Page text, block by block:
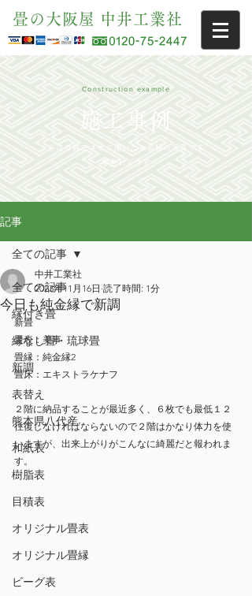
畳の大阪屋 中井工業社
Construction example
施工事例
当店で施工させて頂いたお客様の写真です
参考にどうぞ
記事
全ての記事
縁付き畳
縁なし畳・琉球畳
新調
表替え
熊本県八代産
和紙表
樹脂表
目積表
オリジナル畳表
オリジナル畳縁
ビーグ表
全ての記事
今日も純金縁で新調
中井工業社
2023年11月16日 読了時間: 1分
新畳
畳表：美事
畳縁：純金縁2
畳床：エキストラケナフ
２階に納品することが最近多く、６枚でも最低１２
往復しなければならないので２階はかなり体力を使
いますが、出来上がりがこんなに綺麗だと報われま
す。